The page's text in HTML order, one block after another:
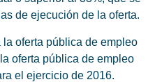
de ejecución de la oferta.
oferta pública de empleo
oferta pública de empleo
el ejercicio de 2016.